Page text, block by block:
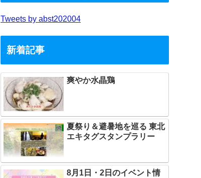
Tweets by abst202004
新着記事
爽やか水晶鶏
夏祭り＆避暑地を巡る 東北
エキタグスタンプラリー
8月1日・2日のイベント情